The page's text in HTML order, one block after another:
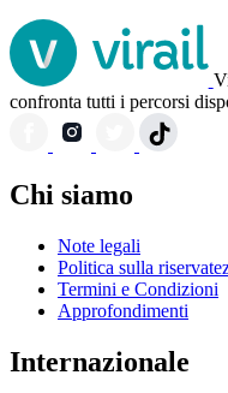
confronta tutti i percorsi
Chi siamo
Note legali
Politica sulla
Termini e Condizioni
Approfondimenti
Internazionale